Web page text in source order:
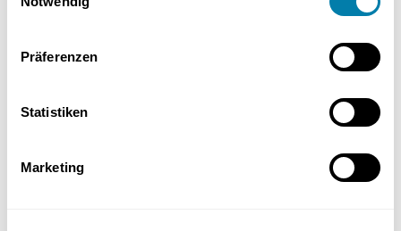
Präferenzen
Statistiken
Marketing